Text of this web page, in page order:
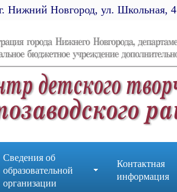
Нижний Новгород, ул. Школьная, 4
Сведения об
образовательной
организации
Контактная
информация